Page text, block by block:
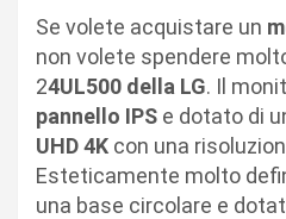
Se volete acquistare un
non volete spendere
24UL500 della LG. Il
pannello IPS e dotato di
UHD 4K con una
Esteticamente molto
una base circolare e